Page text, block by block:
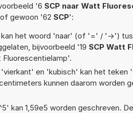
'6 SCP naar Watt
gewoon '62 SCP':
kan het woord 'naar' (of '=' / '->')
bijvoorbeeld '19 SCP Watt
Fluorescentielamp'.
en 'kubisch' kan het teken
kunnen daarom worden
kan 1,59e5 worden geschreven.